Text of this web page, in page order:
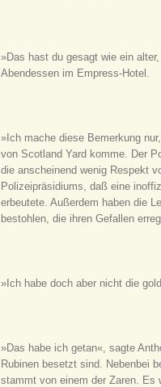
»Das hast du gesagt wie ein
Abendessen im Empress-Hotel.
»Ich mache diese Bemerkung
von Scotland Yard komme. Der
die anscheinend wenig Respekt
Polizeipräsidiums, daß eine
erbeutete. Außerdem haben die
bestohlen, die ihren Gefallen
»Ich habe doch aber nicht die
»Das habe ich getan«, sagte
Rubinen besetzt sind. Nebenbei
stammt von einem der Zaren. Es